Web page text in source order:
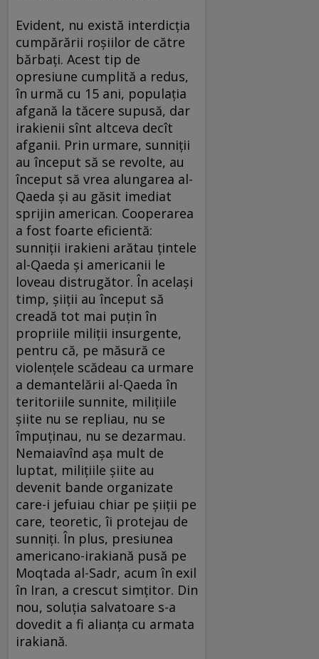
Evident, nu există interdicţia
cumpărării roşiilor de către
bărbaţi. Acest tip de
opresiune cumplită a redus,
în urmă cu 15 ani, populaţia
afgană la tăcere supusă, dar
irakienii sînt altceva decît
afganii. Prin urmare, sunniţii
au început să se revolte, au
început să vrea alungarea al-
Qaeda şi au găsit imediat
sprijin american. Cooperarea
a fost foarte eficientă:
sunniţii irakieni arătau ţintele
al-Qaeda şi americanii le
loveau distrugător. În acelaşi
timp, şiiţii au început să
creadă tot mai puţin în
propriile miliţii insurgente,
pentru că, pe măsură ce
violenţele scădeau ca urmare
a demantelării al-Qaeda în
teritoriile sunnite, miliţiile
şiite nu se repliau, nu se
împuţinau, nu se dezarmau.
Nemaiavînd aşa mult de
luptat, miliţiile şiite au
devenit bande organizate
care-i jefuiau chiar pe şiiţii pe
care, teoretic, îi protejau de
sunniţi. În plus, presiunea
americano-irakiană pusă pe
Moqtada al-Sadr, acum în exil
în Iran, a crescut simţitor. Din
nou, soluţia salvatoare s-a
dovedit a fi alianţa cu armata
irakiană.